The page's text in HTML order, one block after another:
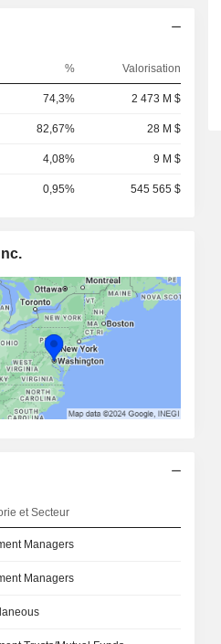
% Valorisation
74,3% 2 473 M $
82,67% 28 M $
4,08% 9 M $
0,95% 545 565 $
et Secteur
Managers
Managers